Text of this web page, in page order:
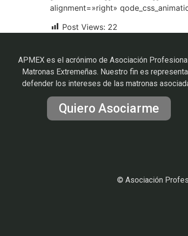
alignment=»right»
Post Views: 22
APMEX es el acrónimo de Asociación
Matronas Extremeñas. Nuestro fin es
defender los intereses de las matronas
Quiero Asociarme
© Asociación